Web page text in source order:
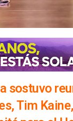
sostuvo
Tim